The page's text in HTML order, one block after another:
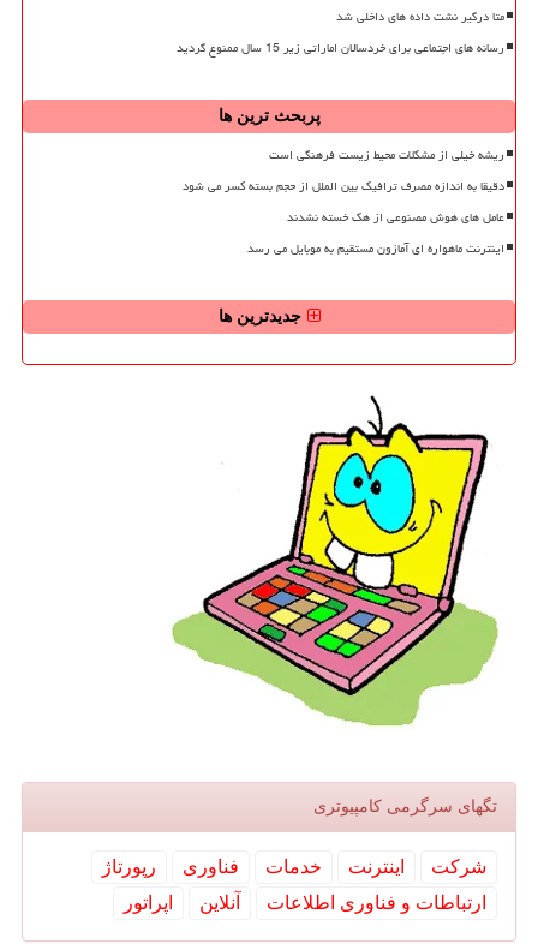
متا درگیر نشت داده های داخلی شد
رسانه های اجتماعی برای خردسالان اماراتی زیر 15 سال ممنوع گردید
پربحث ترین ها
ریشه خیلی از مشکلات محیط زیست فرهنگی است
دقیقا به اندازه مصرف ترافیک بین الملل از حجم بسته کسر می شود
عامل های هوش مصنوعی از هک خسته نشدند
اینترنت ماهواره ای آمازون مستقیم به موبایل می رسد
جدیدترین ها
تگهای سرگرمی كامپیوتری
شركت اینترنت خدمات فناوری
رپورتاژ
ارتباطات و فناوری اطلاعات
آنلاین اپراتور